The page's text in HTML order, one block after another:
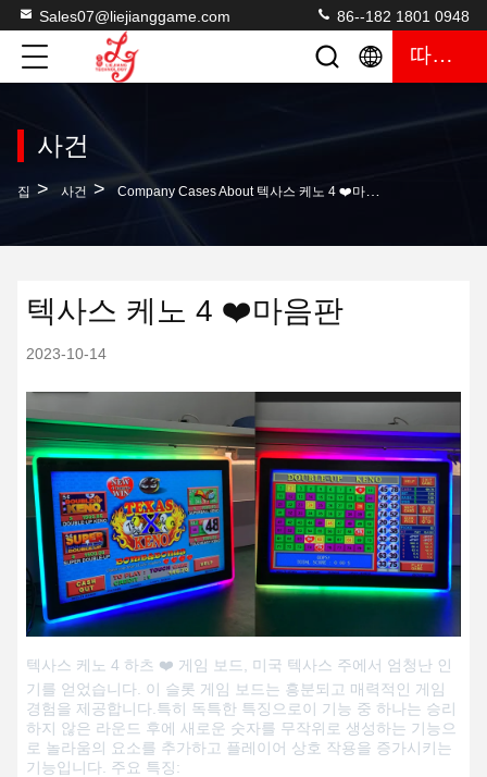
Sales07@liejianggame.com 86--182 1801 0948
따옴표
사건
집 > 사건 > Company Cases About 텍사스 케노 4 ❤️마음판
텍사스 케노 4 ❤️마음판
2023-10-14
텍사스 케노 4 하츠 ❤️ 게임 보드, 미국 텍사스 주에서 엄청난 인
기를 얻었습니다. 이 슬롯 게임 보드는 흥분되고 매력적인 게임
경험을 제공합니다.특히 독특한 특징으로이 기능 중 하나는 승리
하지 않은 라운드 후에 새로운 숫자를 무작위로 생성하는 기능으
로 놀라움의 요소를 추가하고 플레이어 상호 작용을 증가시키는
기능입니다. 주요 특징: